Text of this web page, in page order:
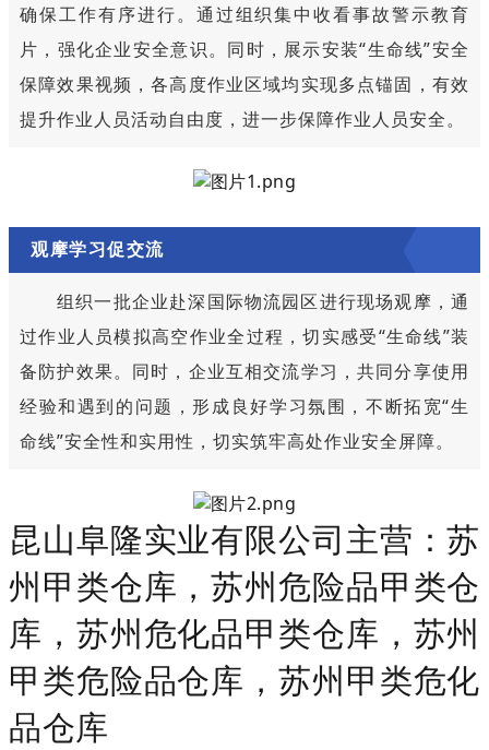
确保工作有序进行。通过组织集中收看事故警示教育
片，强化企业安全意识。同时，展示安装“生命线”安全
保障效果视频，各高度作业区域均实现多点锚固，有效
提升作业人员活动自由度，进一步保障作业人员安全。
观摩学习促交流
组织一批企业赴深国际物流园区进行现场观摩，通
过作业人员模拟高空作业全过程，切实感受“生命线”装
备防护效果。同时，企业互相交流学习，共同分享使用
经验和遇到的问题，形成良好学习氛围，不断拓宽“生
命线”安全性和实用性，切实筑牢高处作业安全屏障。
昆山阜隆实业有限公司主营：苏
州甲类仓库，苏州危险品甲类仓
库，苏州危化品甲类仓库，苏州
甲类危险品仓库，苏州甲类危化
品仓库